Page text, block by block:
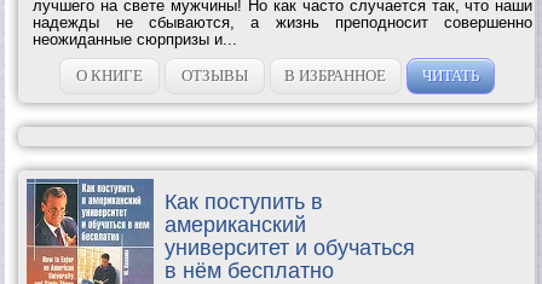
лучшего на свете мужчины! Но как часто случается так, что наши
надежды не сбываются, а жизнь преподносит совершенно
неожиданные сюрпризы и...
О КНИГЕ
ОТЗЫВЫ В ИЗБРАННОЕ ЧИТАТЬ
Как поступить в
американский
университет и обучаться
в нём бесплатно